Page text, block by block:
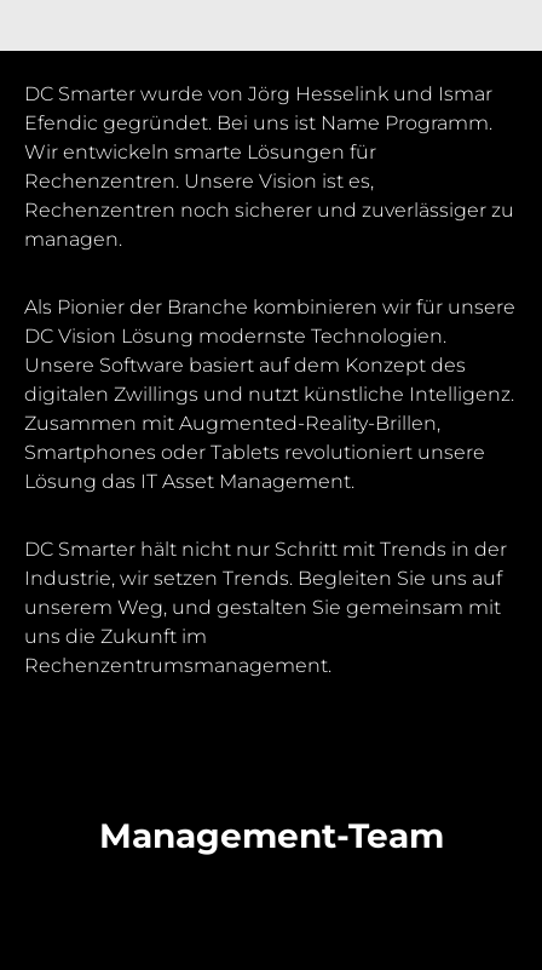
DC Smarter wurde von Jörg Hesselink und Ismar
Efendic gegründet. Bei uns ist Name Programm.
Wir entwickeln smarte Lösungen für
Rechenzentren. Unsere Vision ist es,
Rechenzentren noch sicherer und zuverlässiger zu
managen.
Als Pionier der Branche kombinieren wir für unsere
DC Vision Lösung modernste Technologien.
Unsere Software basiert auf dem Konzept des
digitalen Zwillings und nutzt künstliche Intelligenz.
Zusammen mit Augmented-Reality-Brillen,
Smartphones oder Tablets revolutioniert unsere
Lösung das IT Asset Management.
DC Smarter hält nicht nur Schritt mit Trends in der
Industrie, wir setzen Trends. Begleiten Sie uns auf
unserem Weg, und gestalten Sie gemeinsam mit
uns die Zukunft im
Rechenzentrumsmanagement.
Management-Team